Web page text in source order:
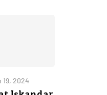
19, 2024